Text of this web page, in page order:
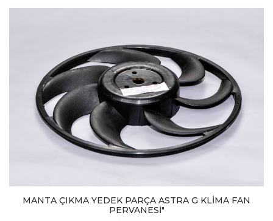
MANTA ÇIKMA YEDEK PARÇA ASTRA G KLİMA FAN
PERVANESİ"